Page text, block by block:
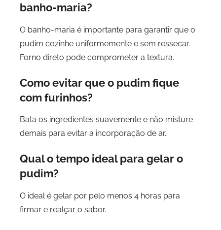
banho-maria?
O banho-maria é importante para garantir que o
pudim cozinhe uniformemente e sem ressecar.
Forno direto pode comprometer a textura.
Como evitar que o pudim fique
com furinhos?
Bata os ingredientes suavemente e não misture
demais para evitar a incorporação de ar.
Qual o tempo ideal para gelar o
pudim?
O ideal é gelar por pelo menos 4 horas para
firmar e realçar o sabor.